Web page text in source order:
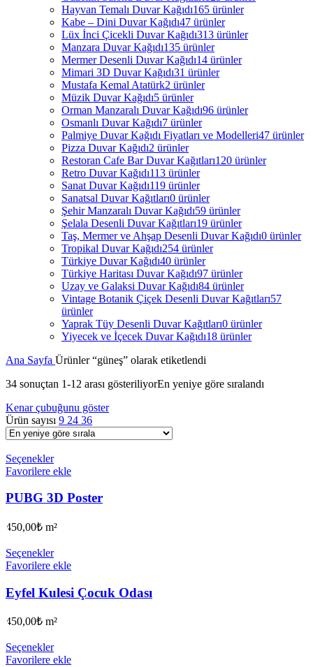
Hayvan Temalı Duvar Kağıdı165 ürünler
Kabe – Dini Duvar Kağıdı47 ürünler
Lüx İnci Çicekli Duvar Kağıdı313 ürünler
Manzara Duvar Kağıdı135 ürünler
Mermer Desenli Duvar Kağıdı14 ürünler
Mimari 3D Duvar Kağıdı31 ürünler
Mustafa Kemal Atatürk2 ürünler
Müzik Duvar Kağıdı5 ürünler
Orman Manzaralı Duvar Kağıdı96 ürünler
Osmanlı Duvar Kağıdı7 ürünler
Palmiye Duvar Kağıdı Fiyatları ve Modelleri47 ürünler
Pizza Duvar Kağıdı2 ürünler
Restoran Cafe Bar Duvar Kağıtları120 ürünler
Retro Duvar Kağıdı113 ürünler
Sanat Duvar Kağıdı119 ürünler
Sanatsal Duvar Kağıtları0 ürünler
Şehir Manzaralı Duvar Kağıdı59 ürünler
Şelala Desenli Duvar Kağıtları19 ürünler
Taş, Mermer ve Ahşap Desenli Duvar Kağıdı0 ürünler
Tropikal Duvar Kağıdı254 ürünler
Türkiye Duvar Kağıdı40 ürünler
Türkiye Haritası Duvar Kağıdı97 ürünler
Uzay ve Galaksi Duvar Kağıdı84 ürünler
Vintage Botanik Çiçek Desenli Duvar Kağıtları57
ürünler
Yaprak Tüy Desenli Duvar Kağıtları0 ürünler
Yiyecek ve İçecek Duvar Kağıdı18 ürünler
Ana Sayfa Ürünler “güneş” olarak etiketlendi
34 sonuçtan 1-12 arası gösteriliyorEn yeniye göre sıralandı
Kenar çubuğunu göster
Ürün sayısı 9 24 36
Seçenekler
Favorilere ekle
PUBG 3D Poster
450,00₺ m²
Seçenekler
Favorilere ekle
Eyfel Kulesi Çocuk Odası
450,00₺ m²
Seçenekler
Favorilere ekle